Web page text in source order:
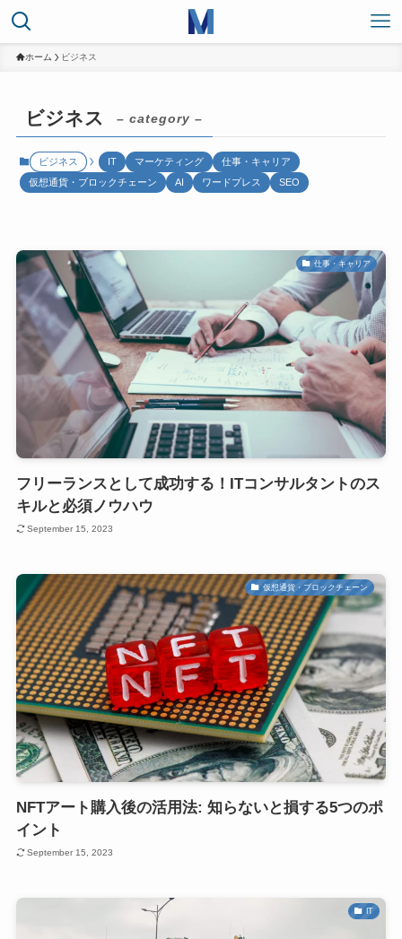
ホーム ビジネス
ビジネス – category –
ビジネス IT マーケティング
仕事・キャリア
仮想通貨・ブロックチェーン
AI ワードプレス SEO
仕事・キャリア
フリーランスとして成功する！ITコンサルタントのス
キルと必須ノウハウ
September 15, 2023
仮想通貨・ブロックチェーン
NFTアート購入後の活用法: 知らないと損する5つのポ
イント
September 15, 2023
IT